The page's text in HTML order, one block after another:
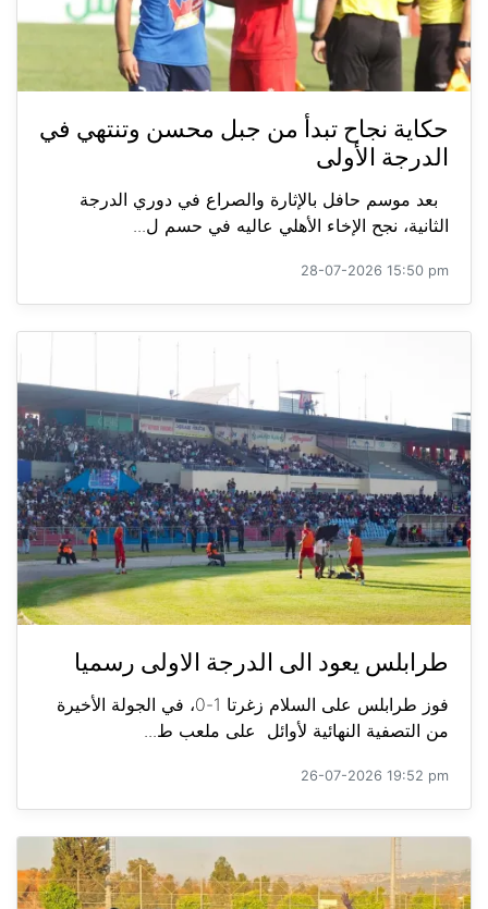
حكاية نجاح تبدأ من جبل محسن وتنتهي في
الدرجة الأولى
بعد موسم حافل بالإثارة والصراع في دوري الدرجة
الثانية، نجح الإخاء الأهلي عاليه في حسم ل...
28-07-2026 15:50 pm
طرابلس يعود الى الدرجة الاولى رسميا
فوز طرابلس على السلام زغرتا 1-0، في الجولة الأخيرة
من التصفية النهائية لأوائل على ملعب ط...
26-07-2026 19:52 pm